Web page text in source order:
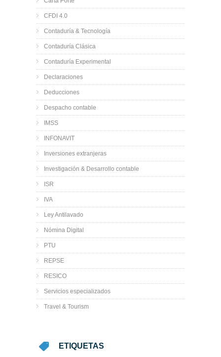
CFDI 4.0
Contaduría & Tecnología
Contaduría Clásica
Contaduría Experimental
Declaraciones
Deducciones
Despacho contable
IMSS
INFONAVIT
Inversiones extranjeras
Investigación & Desarrollo contable
ISR
IVA
Ley Antilavado
Nómina Digital
PTU
REPSE
RESICO
Servicios especializados
Travel & Tourism
ETIQUETAS